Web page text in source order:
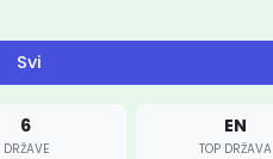
Svi
6
DRŽAVE
EN
TOP DRŽAVA